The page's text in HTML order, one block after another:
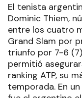
El tenista
Dominic Thiem,
entre los cuatro
Grand Slam por
triunfo por 7-6
permitió
ranking ATP, su
temporada. En